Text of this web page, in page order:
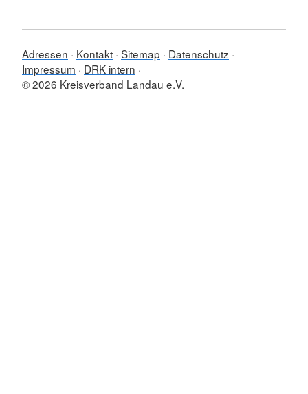
Adressen Kontakt Sitemap
Datenschutz
Impressum
DRK intern
© 2026 Kreisverband Landau e.V.